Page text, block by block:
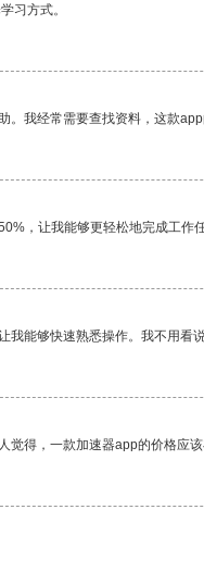
习方式。
我经常需要查找资料，这款
，让我能够更轻松地完成工作任
能够快速熟悉操作。我不用看
得，一款加速器app的价格应该